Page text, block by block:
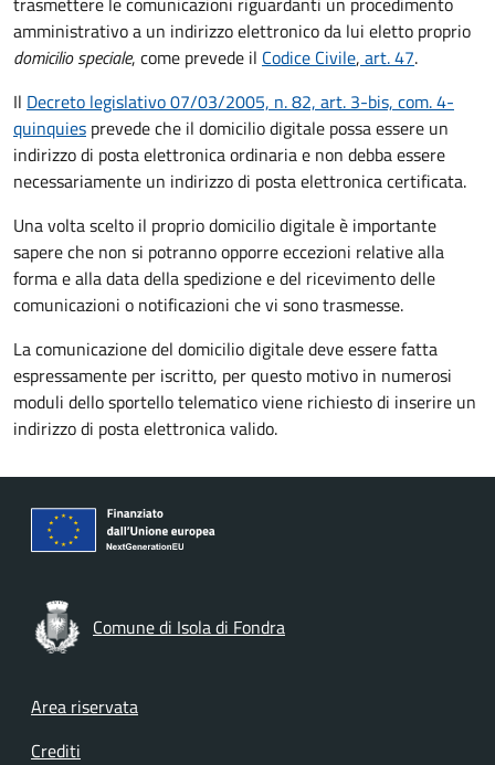
amministrativo a un indirizzo elettronico da lui eletto proprio
domicilio speciale, come prevede il Codice Civile, art. 47.
Il Decreto legislativo 07/03/2005, n. 82, art. 3-bis, com. 4-
quinquies prevede che il domicilio digitale possa essere un
indirizzo di posta elettronica ordinaria e non debba essere
necessariamente un indirizzo di posta elettronica certificata.
Una volta scelto il proprio domicilio digitale è importante
sapere che non si potranno opporre eccezioni relative alla
forma e alla data della spedizione e del ricevimento delle
comunicazioni o notificazioni che vi sono trasmesse.
La comunicazione del domicilio digitale deve essere fatta
espressamente per iscritto, per questo motivo in numerosi
moduli dello sportello telematico viene richiesto di inserire un
indirizzo di posta elettronica valido.
Comune di Isola di Fondra
Footer menu
Area riservata
Crediti